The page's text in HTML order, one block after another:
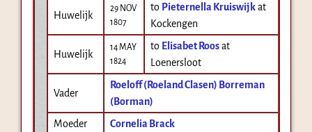
Huwelijk
29 NOV
1807
to Pieternella Kruiswijk at
Kockengen
Huwelijk
14 MAY
1824
to Elisabet Roos at
Loenersloot
Vader
Roeloff (Roeland Clasen) Borreman
(Borman)
Moeder
Cornelia Brack